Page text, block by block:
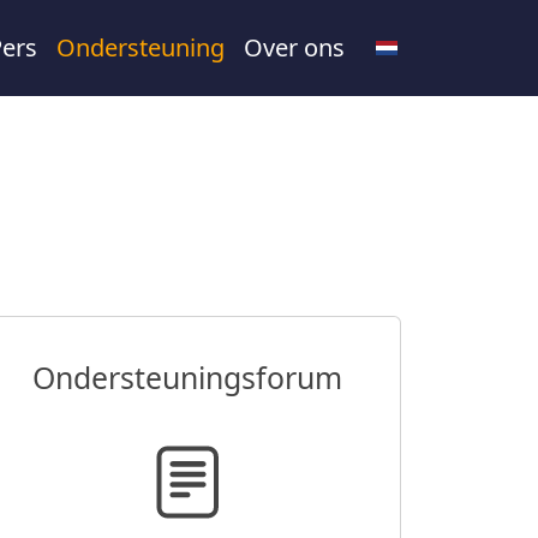
Ondersteuning Over ons
Ondersteuningsforum